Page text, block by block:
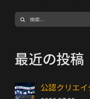
検
最近の投稿
公認クリエ